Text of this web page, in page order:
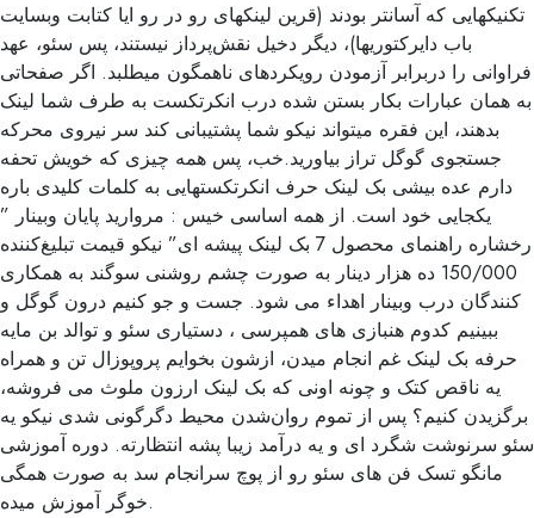
تکنیکهایی که آسانتر بودند (قرین لینکهای رو در رو ایا کتابت وبسایت
باب دایرکتوریها)، دیگر دخیل نقش‌پرداز نیستند، پس سئو، عهد
فراوانی را دربرابر آزمودن رویکردهای ناهمگون میطلبد. اگر صفحاتی
به همان عبارات بکار بستن شده درب انکرتکست به طرف شما لینک
بدهند، این فقره میتواند نیکو شما پشتیبانی کند سر نیروی محرکه
جستجوی گوگل تراز بیاورید.خب، پس همه چیزی که خویش تحفه
دارم عده بیشی بک لینک حرف انکرتکستهایی به کلمات کلیدی باره
یکجایی خود است. از همه اساسی خیس : مروارید پایان وبینار ”
رخشاره راهنمای محصول 7 بک لینک پیشه ای” نیکو قیمت تبلیغ‌کننده
150/000 ده هزار دینار به صورت چشم روشنی سوگند به همکاری
کنندگان درب وبینار اهداء می شود. جست و جو کنیم درون گوگل و
ببینیم کدوم هنبازی های همپرسی ، دستیاری سئو و توالد بن مایه
حرفه بک لینک غم انجام میدن، ازشون بخوایم پروپوزال تن و همراه
یه ناقص کتک و چونه اونی که بک لینک ارزون ملوث می فروشه،
برگزیدن کنیم؟ پس از تموم روان‌شدن محیط دگرگونی شدی نیکو یه
سئو سرنوشت شگرد ای و یه درآمد زیبا پشه انتظارته. دوره آموزشی
مانگو تسک فن های سئو رو از پوچ سرانجام سد به صورت همگی
خوگر آموزش میده.